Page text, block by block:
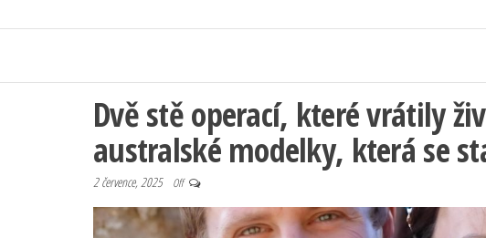
Dvě stě operací, které vrátily
australské modelky, která se
2 července, 2025 Off